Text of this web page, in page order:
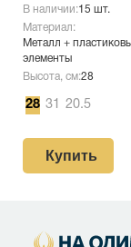
В наличии:15 шт.
Материал:
Металл +
элементы
Высота, см:28
28 31 20.5
Купить